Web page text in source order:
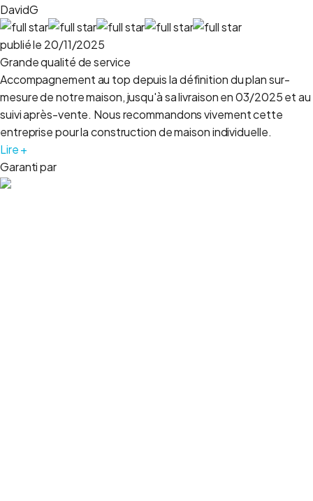
DavidG
publié le 20/11/2025
Grande qualité de service
Accompagnement au top depuis la définition du plan sur-
mesure de notre maison, jusqu'à sa livraison en 03/2025 et au
suivi après-vente. Nous recommandons vivement cette
entreprise pour la construction de maison individuelle.
Lire +
Garanti par